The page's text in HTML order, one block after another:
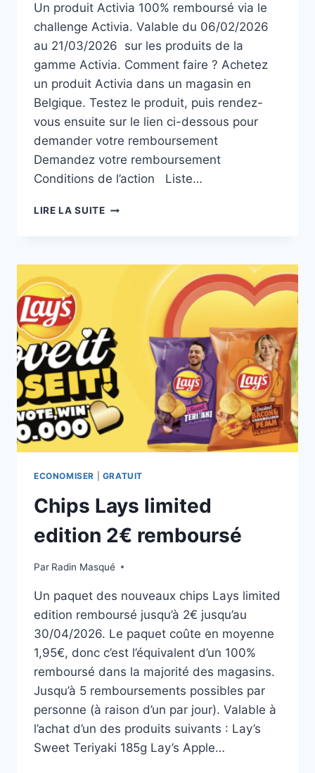
Un produit Activia 100% remboursé via le
challenge Activia. Valable du 06/02/2026
au 21/03/2026 sur les produits de la
gamme Activia. Comment faire ? Achetez
un produit Activia dans un magasin en
Belgique. Testez le produit, puis rendez-
vous ensuite sur le lien ci-dessous pour
demander votre remboursement
Demandez votre remboursement
Conditions de l’action Liste…
LIRE LA SUITEACTIVIA
ECONOMISER GRATUIT
Chips Lays limited
edition 2€ remboursé
Par Radin Masqué
Un paquet des nouveaux chips Lays limited
edition remboursé jusqu’à 2€ jusqu’au
30/04/2026. Le paquet coûte en moyenne
1,95€, donc c’est l’équivalent d’un 100%
remboursé dans la majorité des magasins.
Jusqu’à 5 remboursements possibles par
personne (à raison d’un par jour). Valable à
l’achat d’un des produits suivants : Lay’s
Sweet Teriyaki 185g Lay’s Apple…